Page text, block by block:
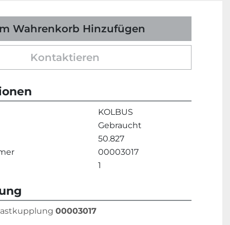
Wahrenkorb Hinzufügen
Kontaktieren
KOLBUS
Gebraucht
50.827
00003017
1
00003017